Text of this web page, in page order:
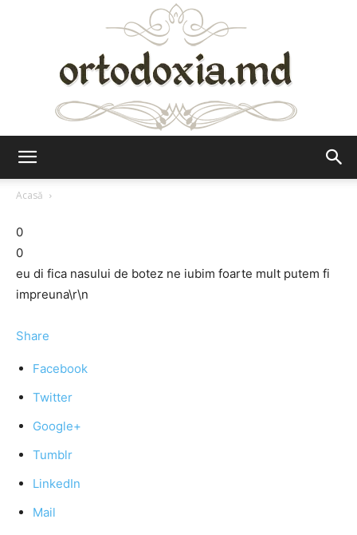
Acasă
0
0
eu di fica nasului de botez ne iubim foarte mult putem fi
impreuna\r\n
Share
Facebook
Twitter
Google+
Tumblr
LinkedIn
Mail